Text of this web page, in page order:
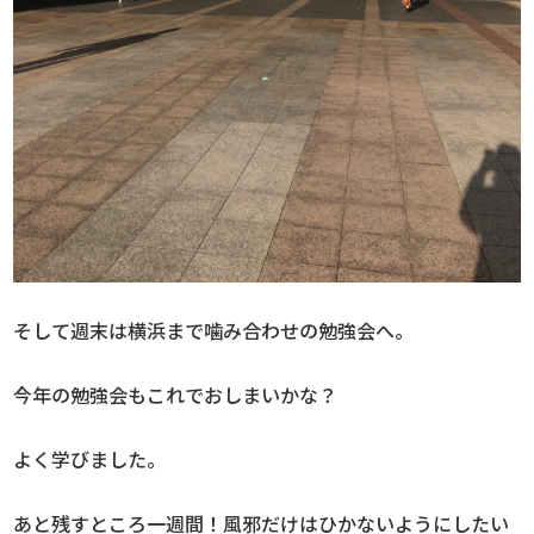
そして週末は横浜まで噛み合わせの勉強会へ。
今年の勉強会もこれでおしまいかな？
よく学びました。
あと残すところ一週間！風邪だけはひかないようにしたい